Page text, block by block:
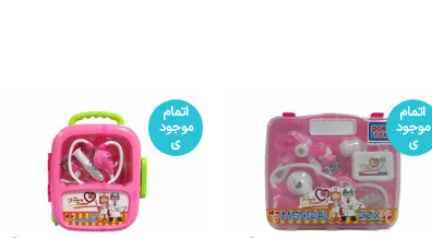
اتمام
موجود
ی
اتمام
موجود
ی